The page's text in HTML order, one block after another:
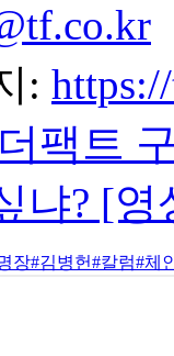
:
팩트
냐? [
장#김병헌#칼럼#체